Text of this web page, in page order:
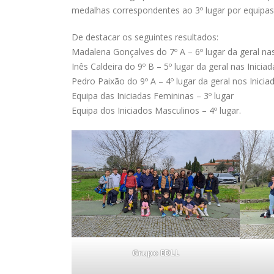
medalhas correspondentes ao 3º lugar por
De destacar os seguintes resultados:
Madalena Gonçalves do 7º A – 6º lugar da geral
Inês Caldeira do 9º B – 5º lugar da geral nas
Pedro Paixão do 9º A – 4º lugar da geral nos
Equipa das Iniciadas Femininas – 3º lugar
Equipa dos Iniciados Masculinos – 4º lugar.
Grupo EDLL
Informação
Informação
Julho 21, 2026